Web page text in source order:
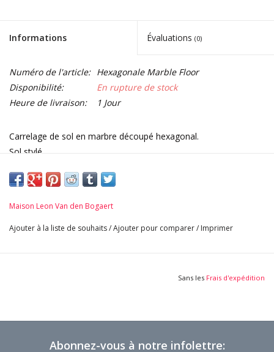
Informations Évaluations (0)
Numéro de l'article: Hexagonale Marble Floor
Disponibilité:
En rupture de stock
Heure de livraison:
1 Jour
Carrelage de sol en marbre découpé hexagonal.
Sol stylé.
qualité.
Vendu au mètre carré.
Dimensions:
Maison Leon Van den Bogaert
Ajouter à la liste de souhaits/Ajouter pour comparer/ Imprimer
Sans les Frais d'expédition
Abonnez-vous à notre infolettre: